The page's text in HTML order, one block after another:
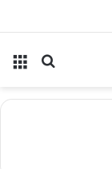
بحث